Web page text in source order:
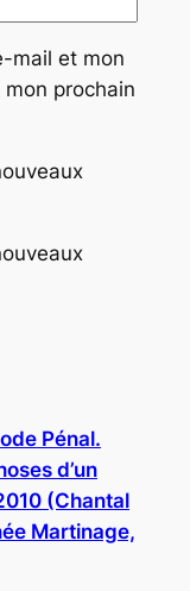
mail et mon
prochain
Pénal.
d’un
(Chantal
Martinage,